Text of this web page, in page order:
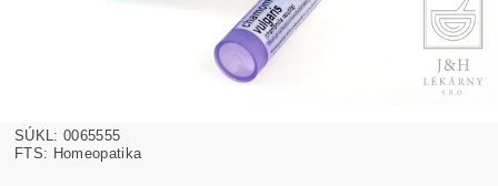
SÚKL: 0065555
FTS: Homeopatika